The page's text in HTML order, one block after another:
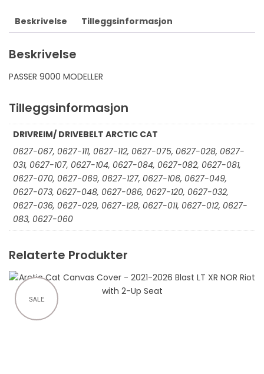
Beskrivelse Tilleggsinformasjon
Beskrivelse
PASSER 9000 MODELLER
Tilleggsinformasjon
DRIVREIM/ DRIVEBELT ARCTIC CAT
0627-067, 0627-111, 0627-112, 0627-075, 0627-028, 0627-
031, 0627-107, 0627-104, 0627-084, 0627-082, 0627-081,
0627-070, 0627-069, 0627-127, 0627-106, 0627-049,
0627-073, 0627-048, 0627-086, 0627-120, 0627-032,
0627-036, 0627-029, 0627-128, 0627-011, 0627-012, 0627-
083, 0627-060
Relaterte Produkter
SALE